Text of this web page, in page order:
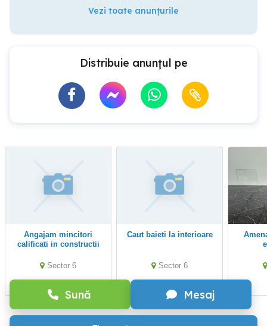
Sună Mesaj
Vezi toate anunțurile
Distribuie anunțul pe
angajam mincitori
calificati in constructii
Sector 6
Caut baieti la interioare
Sector 6
Amenajări interioare